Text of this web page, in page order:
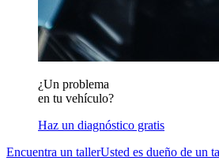
¿Un problema
en tu vehículo?
Haz un diagnóstico gratis
Encuentra un tallerUsted es dueño de un